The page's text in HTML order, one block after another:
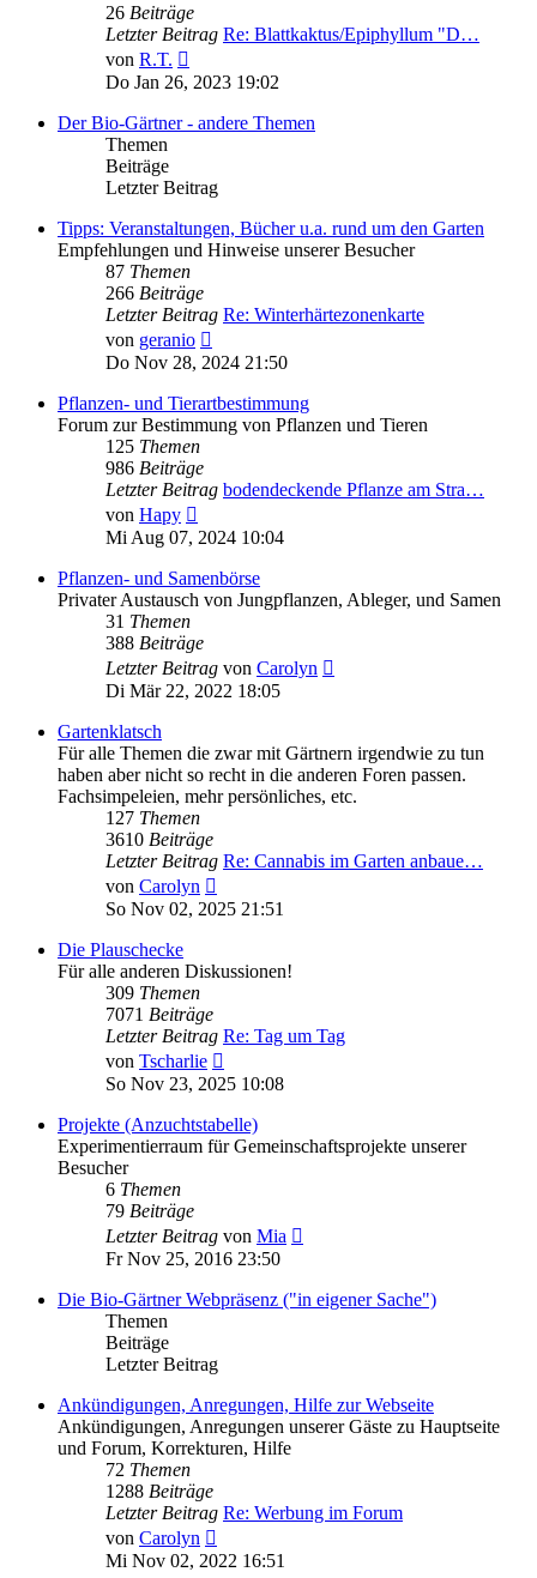
26 Beiträge
Letzter Beitrag Re: Blattkaktus/Epiphyllum "D…
von R.T.
Beitrag
Do Jan 26, 2023 19:02
Der Bio-Gärtner - andere Themen
Themen
Beiträge
Letzter Beitrag
Tipps: Veranstaltungen, Bücher u.a. rund um den Garten
Empfehlungen und Hinweise unserer Besucher
87 Themen
266 Beiträge
Letzter Beitrag Re: Winterhärtezonenkarte
von geranio
Beitrag
Do Nov 28, 2024 21:50
Pflanzen- und Tierartbestimmung
Forum zur Bestimmung von Pflanzen und Tieren
125 Themen
986 Beiträge
Letzter Beitrag bodendeckende Pflanze am Stra…
von Hapy
Beitrag
Mi Aug 07, 2024 10:04
Pflanzen- und Samenbörse
Privater Austausch von Jungpflanzen, Ableger, und Samen
31 Themen
388 Beiträge
Letzter Beitrag von Carolyn
Di Mär 22, 2022 18:05
Gartenklatsch
Für alle Themen die zwar mit Gärtnern irgendwie zu tun
haben aber nicht so recht in die anderen Foren passen.
Fachsimpeleien, mehr persönliches, etc.
127 Themen
3610 Beiträge
Letzter Beitrag Re: Cannabis im Garten anbaue…
von Carolyn
Beitrag
So Nov 02, 2025 21:51
Die Plauschecke
Für alle anderen Diskussionen!
309 Themen
7071 Beiträge
Letzter Beitrag Re: Tag um Tag
von Tscharlie
Beitrag
So Nov 23, 2025 10:08
Projekte (Anzuchtstabelle)
Experimentierraum für Gemeinschaftsprojekte unserer
Besucher
6 Themen
79 Beiträge
Letzter Beitrag von Mia
Fr Nov 25, 2016 23:50
Die Bio-Gärtner Webpräsenz ("in eigener Sache")
Themen
Beiträge
Letzter Beitrag
Ankündigungen, Anregungen, Hilfe zur Webseite
Ankündigungen, Anregungen unserer Gäste zu Hauptseite
und Forum, Korrekturen, Hilfe
72 Themen
1288 Beiträge
Letzter Beitrag Re: Werbung im Forum
von Carolyn
Beitrag
Mi Nov 02, 2022 16:51